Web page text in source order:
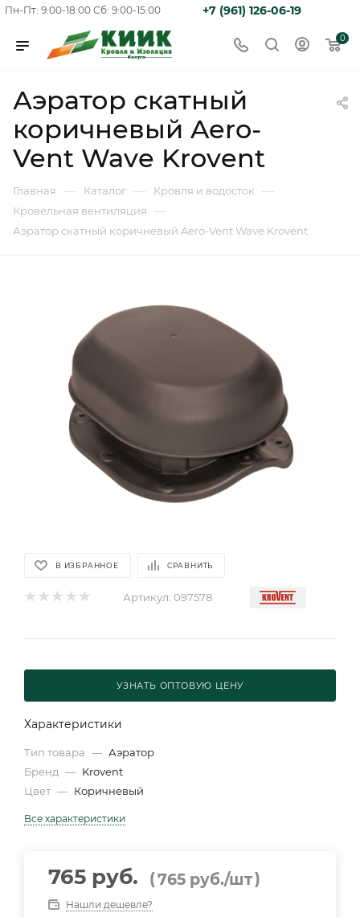
Пн-Пт: 9:00-18:00 Сб: 9:00-15:00 +7 (961) 126-06-19
0
Аэратор скатный
коричневый Aero-
Vent Wave Krovent
Главная — Каталог — Кровля и водосток —
Кровельная вентиляция —
Аэратор скатный коричневый Aero-Vent Wave Krovent
В ИЗБРАННОЕ СРАВНИТЬ
Артикул: 097578
УЗНАТЬ ОПТОВУЮ ЦЕНУ
Характеристики
Тип товара — Аэратор
Бренд — Krovent
Цвет — Коричневый
Все характеристики
765 руб. (765 руб./шт)
Нашли дешевле?